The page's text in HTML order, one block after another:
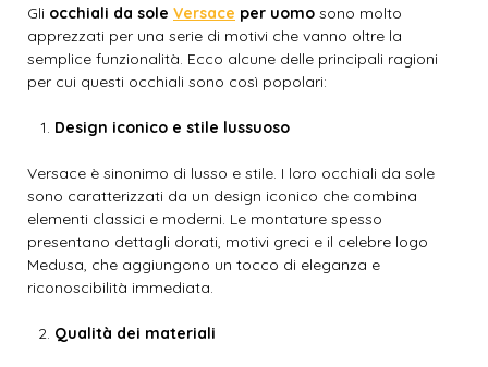
Gli occhiali da sole Versace per uomo sono molto
apprezzati per una serie di motivi che vanno oltre la
semplice funzionalità. Ecco alcune delle principali ragioni
per cui questi occhiali sono così popolari:
Design iconico e stile lussuoso
Versace è sinonimo di lusso e stile. I loro occhiali da sole
sono caratterizzati da un design iconico che combina
elementi classici e moderni. Le montature spesso
presentano dettagli dorati, motivi greci e il celebre logo
Medusa, che aggiungono un tocco di eleganza e
riconoscibilità immediata.
Qualità dei materiali